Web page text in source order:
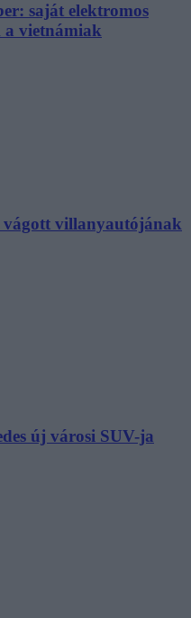
saját elektromos
vietnámiak
vágott villanyautójának
új városi SUV-ja